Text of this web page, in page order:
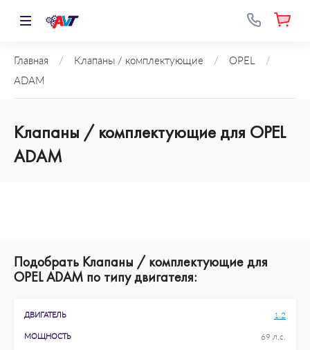
Главная / Клапаны / комплектующие / OPEL
/
ADAM
Клапаны / комплектующие для OPEL
ADAM
Подобрать Клапаны / комплектующие для
OPEL ADAM по типу двигателя:
ДВИГАТЕЛЬ 1.2
МОЩНОСТЬ 69 л.с.